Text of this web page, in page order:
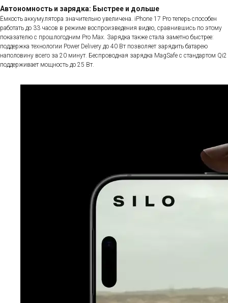
Автономность и зарядка: Быстрее и дольше
Ёмкость аккумулятора значительно увеличена. iPhone 17 Pro теперь способен
работать до 33 часов в режиме воспроизведения видео, сравнившись по этому
показателю с прошлогодним Pro Max. Зарядка также стала заметно быстрее:
поддержка технологии Power Delivery до 40 Вт позволяет зарядить батарею
наполовину всего за 20 минут. Беспроводная зарядка MagSafe с стандартом Qi2
поддерживает мощность до 25 Вт.